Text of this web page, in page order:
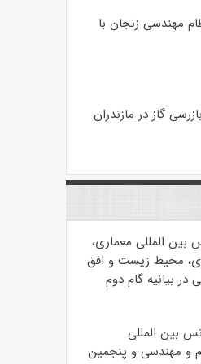
مهندسی زنجان با
گاز در مازندران
بین المللی معماری،
محیط زیست و افق
در بیانیه گام دوم
بین المللی
و مهندسی و پنجمین